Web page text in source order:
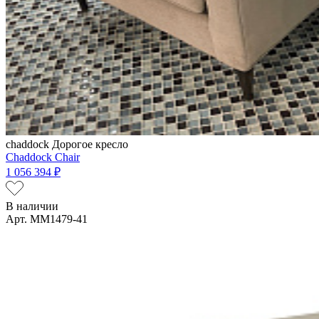
chaddock Дорогое кресло
Chaddock Chair
1 056 394 ₽
В наличии
Арт. MM1479-41